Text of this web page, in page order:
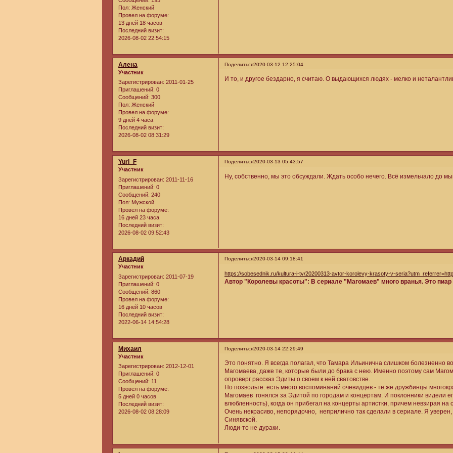
Пол: Женский
Провел на форуме:
13 дней 18 часов
Последний визит:
2026-08-02 22:54:15
Поделиться2020-03-12 12:25:04
Алена
Участник
Зарегистрирован: 2011-01-25
Приглашений: 0
Сообщений: 300
Пол: Женский
Провел на форуме:
9 дней 4 часа
Последний визит:
2026-08-02 08:31:29
И то, и другое бездарно, я считаю. О выдающихся людях - мелко и
Поделиться2020-03-13 05:43:57
Yuri_F
Участник
Зарегистрирован: 2011-11-16
Приглашений: 0
Сообщений: 240
Пол: Мужской
Провел на форуме:
16 дней 23 часа
Последний визит:
2026-08-02 09:52:43
Ну, собственно, мы это обсуждали. Ждать особо нечего. Всё измельчало до
Поделиться2020-03-14 09:18:41
Аркадий
Участник
Зарегистрирован: 2011-07-19
Приглашений: 0
Сообщений: 860
Провел на форуме:
16 дней 10 часов
Последний визит:
2022-06-14 14:54:28
https://sobesednik.ru/kultura-i-tv/20200313-avtor-korolevy-krasoty-v-
Автор "Королевы красоты": В сериале "Магомаев" много вранья. Это пиар
Поделиться2020-03-14 22:29:49
Михаил
Участник
Зарегистрирован: 2012-12-01
Приглашений: 0
Сообщений: 11
Провел на форуме:
5 дней 0 часов
Последний визит:
2026-08-02 08:28:09
Это понятно. Я всегда полагал, что Тамара Ильинична слишком болезненно
Магомаева, даже те, которые были до брака с нею. Именно поэтому сам
опроверг рассказ Эдиты о своем к ней сватовстве.
Но позвольте: есть много воспоминаний очевидцев - те же дружбинцы
Магомаев гонялся за Эдитой по городам и концертам. И поклонники видели
влюбленность), когда он прибегал на концерты артистки, причем невзирая
Очень некрасиво, непорядочно, неприлично так сделали в сериале. Я
Синявской.
Люди-то не дураки.